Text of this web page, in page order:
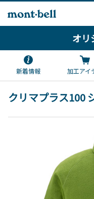
オリ
新着情報 加工アイ
クリマプラス100